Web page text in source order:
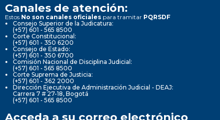
Canales de atención:
Estos No son canales oficiales para tramitar PQRSDF
Consejo Superior de la Judicatura:
(+57) 601 - 565 8500
Corte Constitucional:
(+57) 601 - 350 6200
Consejo de Estado:
(+57) 601 - 350 6700
Comisión Nacional de Disciplina Judicial:
(+57) 601 - 565 8500
Corte Suprema de Justicia:
(+57) 601 - 362 2000
Dirección Ejecutiva de Administración Judicial - DEAJ:
Carrera 7 # 27-18, Bogotá
(+57) 601 - 565 8500
Acceda a su correo electrónico